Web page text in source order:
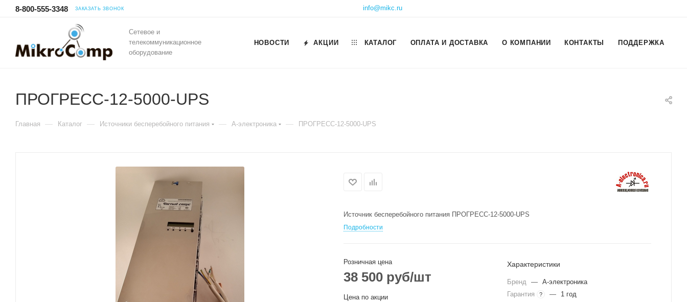
8-800-555-3348 ЗАКАЗАТЬ ЗВОНОК info@mikc.ru
Сетевое и
телекоммуникационное
оборудование
НОВОСТИ АКЦИИ КАТАЛОГ ОПЛАТА И ДОСТАВКА О КОМПАНИИ КОНТАКТЫ ПОДДЕРЖКА
ПРОГРЕСС-12-5000-UPS
Главная — Каталог — Источники бесперебойного питания — А-электроника — ПРОГРЕСС-12-5000-UPS
Источник бесперебойного питания ПРОГРЕСС-12-5000-UPS
Подробности
Розничная цена
38 500 руб/шт
Цена по акции
Характеристики
Бренд — А-электроника
Гарантия
? —
1 год